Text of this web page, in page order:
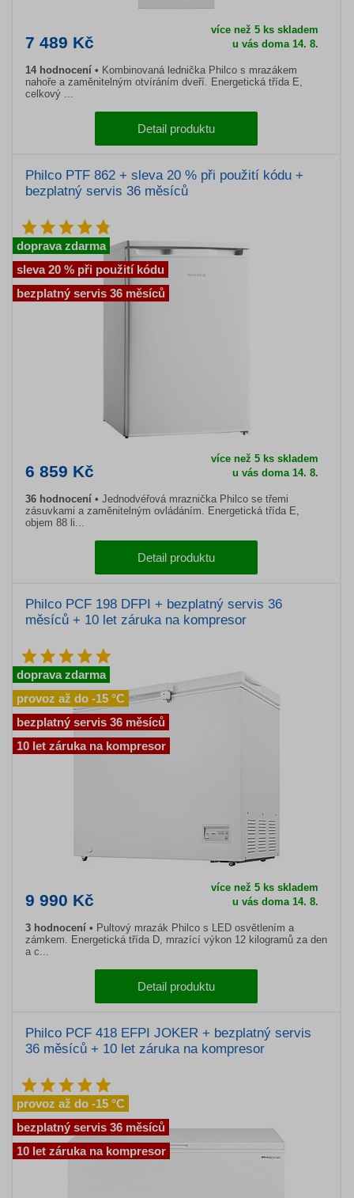
7 489 Kč
více než 5 ks skladem
u vás doma 14. 8.
14 hodnocení
Kombinovaná lednička Philco s mrazákem
nahoře a zaměnitelným otvíráním dveří. Energetická třída E,
celkový ...
Detail produktu
Philco PTF 862 + sleva 20 % při použití kódu +
bezplatný servis 36 měsíců
6 859 Kč
více než 5 ks skladem
u vás doma 14. 8.
36 hodnocení
Jednodvéřová mraznička Philco se třemi
zásuvkami a zaměnitelným ovládáním. Energetická třída E,
objem 88 li...
Detail produktu
doprava zdarma
sleva 20 % při použití kódu
bezplatný servis 36 měsíců
Philco PCF 198 DFPI + bezplatný servis 36
měsíců + 10 let záruka na kompresor
9 990 Kč
více než 5 ks skladem
u vás doma 14. 8.
3 hodnocení
Pultový mrazák Philco s LED osvětlením a
zámkem. Energetická třída D, mrazící výkon 12 kilogramů za den
a c...
Detail produktu
doprava zdarma
provoz až do -15 °C
bezplatný servis 36 měsíců
10 let záruka na kompresor
Philco PCF 418 EFPI JOKER + bezplatný servis
36 měsíců + 10 let záruka na kompresor
provoz až do -15 °C
bezplatný servis 36 měsíců
10 let záruka na kompresor